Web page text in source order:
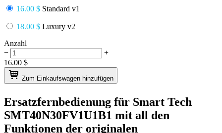
16.00 $ Standard v1
18.00 $ Luxury v2
Anzahl
−
+
16.00 $
Zum Einkaufswagen hinzufügen
Ersatzfernbedienung für Smart Tech
SMT40N30FV1U1B1 mit all den
Funktionen der originalen